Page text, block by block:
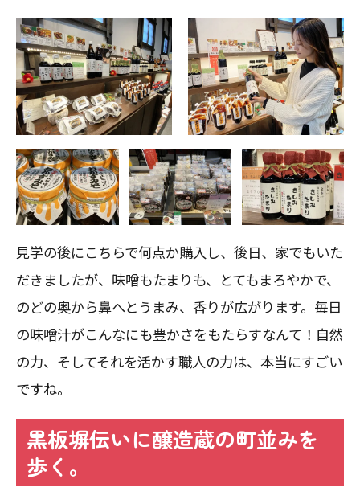
見学の後にこちらで何点か購入し、後日、家でもいた
だきましたが、味噌もたまりも、とてもまろやかで、
のどの奥から鼻へとうまみ、香りが広がります。毎日
の味噌汁がこんなにも豊かさをもたらすなんて！自然
の力、そしてそれを活かす職人の力は、本当にすごい
ですね。
黒板塀伝いに醸造蔵の町並みを
歩く。